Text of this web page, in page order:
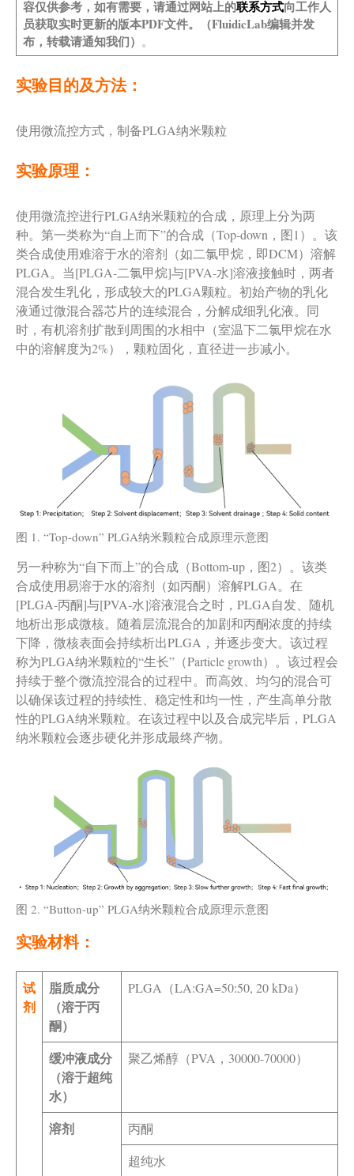
容仅供参考，如有需要，请通过网站上的联系方式向工作人
员获取实时更新的版本PDF文件。（FluidicLab编辑并发
布，转载请通知我们） 。
实验目的及方法：
使用微流控方式，制备PLGA纳米颗粒
实验原理：
使用微流控进行PLGA纳米颗粒的合成，原理上分为两
种。第一类称为“自上而下”的合成（Top-down，图1）。该
类合成使用难溶于水的溶剂（如二氯甲烷，即DCM）溶解
PLGA。当[PLGA-二氯甲烷]与[PVA-水]溶液接触时，两者
混合发生乳化，形成较大的PLGA颗粒。初始产物的乳化
液通过微混合器芯片的连续混合，分解成细乳化液。同
时，有机溶剂扩散到周围的水相中（室温下二氯甲烷在水
中的溶解度为2%），颗粒固化，直径进一步减小。
图 1. “Top-down” PLGA纳米颗粒合成原理示意图
另一种称为“自下而上”的合成（Bottom-up，图2）。该类
合成使用易溶于水的溶剂（如丙酮）溶解PLGA。在
[PLGA-丙酮]与[PVA-水]溶液混合之时，PLGA自发、随机
地析出形成微核。随着层流混合的加剧和丙酮浓度的持续
下降，微核表面会持续析出PLGA，并逐步变大。该过程
称为PLGA纳米颗粒的“生长”（Particle growth）。该过程会
持续于整个微流控混合的过程中。而高效、均匀的混合可
以确保该过程的持续性、稳定性和均一性，产生高单分散
性的PLGA纳米颗粒。在该过程中以及合成完毕后，PLGA
纳米颗粒会逐步硬化并形成最终产物。
图 2. “Button-up” PLGA纳米颗粒合成原理示意图
实验材料：
试
剂
脂质成分
（溶于丙
酮）
PLGA（LA:GA=50:50, 20 kDa）
缓冲液成分
（溶于超纯
水）
聚乙烯醇（PVA，30000-70000）
溶剂
丙酮
超纯水